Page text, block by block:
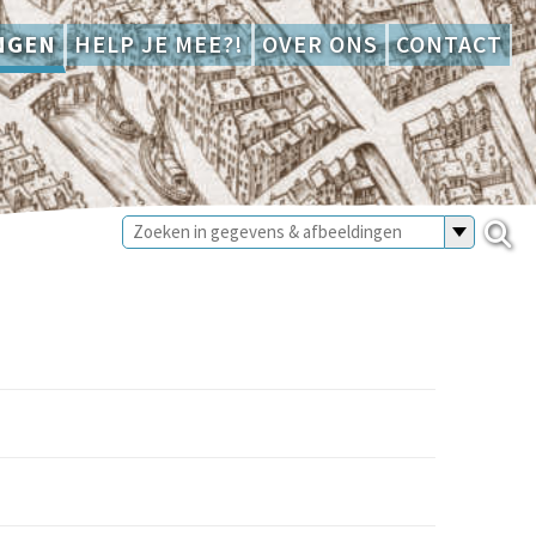
HELP JE MEE?! OVER ONS CONTACT